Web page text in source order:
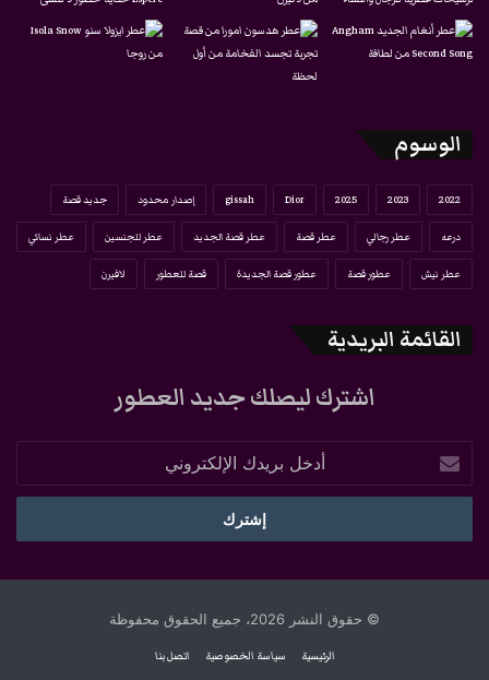
الوسوم
2022
2023
2025
Dior
gissah إصدار محدود جديد قصة
درعه عطر رجالي عطر قصة عطر قصة الجديد عطر للجنسين عطر نسائي
عطر نيش عطور قصة عطور قصة الجديدة قصة للعطور لافيرن
القائمة البريدية
اشترك ليصلك جديد العطور
بريدك
الإلكتروني
© حقوق النشر 2026، جميع الحقوق محفوظة
الرئيسية سياسة الخصوصية اتصل بنا